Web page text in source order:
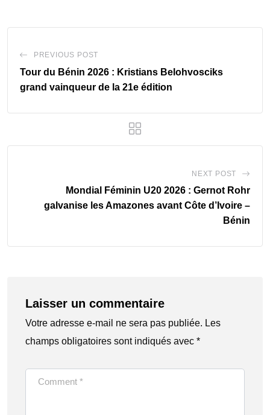
PREVIOUS POST
Tour du Bénin 2026 : Kristians Belohvosciks
grand vainqueur de la 21e édition
NEXT POST
Mondial Féminin U20 2026 : Gernot Rohr
galvanise les Amazones avant Côte d’Ivoire –
Bénin
Laisser un commentaire
Votre adresse e-mail ne sera pas publiée. Les
champs obligatoires sont indiqués avec *